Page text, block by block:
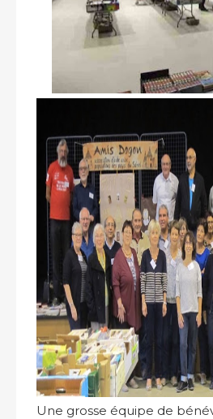
Une grosse équipe de